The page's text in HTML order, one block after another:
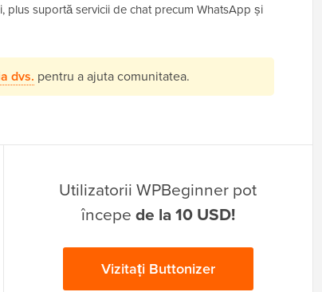
plus suportă servicii de chat precum WhatsApp și
dvs. pentru a ajuta comunitatea.
Utilizatorii WPBeginner pot
începe de la 10 USD!
Vizitați Buttonizer